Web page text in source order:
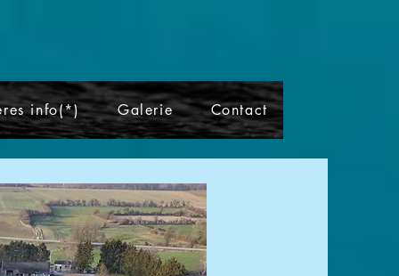
info(*) Galerie Contact